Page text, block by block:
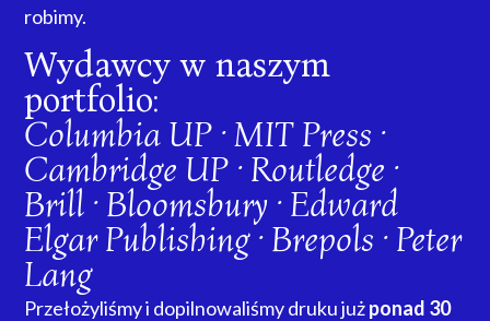
robimy.
Wydawcy w naszym
portfolio:
Columbia UP · MIT Press ·
Cambridge UP · Routledge ·
Brill · Bloomsbury · Edward
Elgar Publishing · Brepols · Peter
Lang
Przełożyliśmy i dopilnowaliśmy druku jużponad 30